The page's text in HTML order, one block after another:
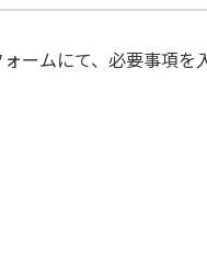
ームにて、必要事項を